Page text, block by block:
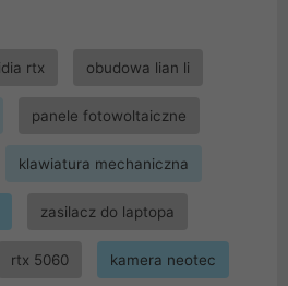
rtx obudowa lian li
panele fotowoltaiczne
klawiatura mechaniczna
zasilacz do laptopa
rtx 5060 kamera neotec